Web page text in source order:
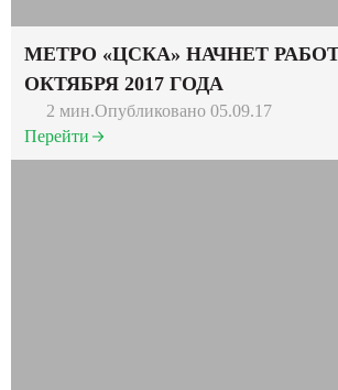
МЕТРО «ЦСКА» НАЧНЕТ
ОКТЯБРЯ 2017 ГОДА
2 мин.Опубликовано 05.09.17
Перейти